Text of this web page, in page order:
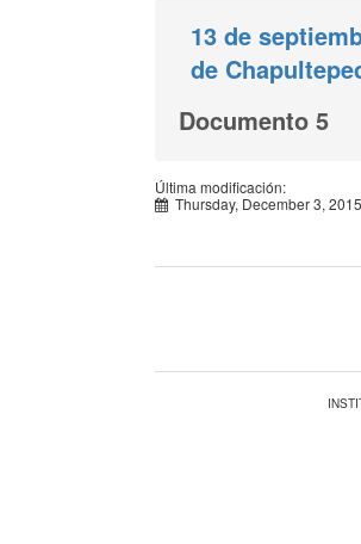
13 de
de
Documento 5
Última modificación:
Thursday, December 3,